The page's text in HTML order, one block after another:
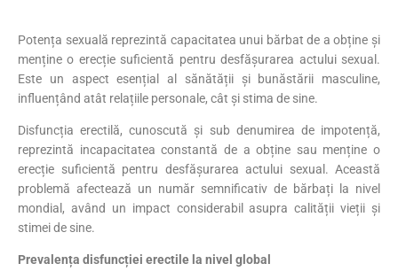
Potența sexuală reprezintă capacitatea unui bărbat de a obține și
menține o erecție suficientă pentru desfășurarea actului sexual.
Este un aspect esențial al sănătății și bunăstării masculine,
influențând atât relațiile personale, cât și stima de sine.
​Disfuncția erectilă, cunoscută și sub denumirea de impotență,
reprezintă incapacitatea constantă de a obține sau menține o
erecție suficientă pentru desfășurarea actului sexual. Această
problemă afectează un număr semnificativ de bărbați la nivel
mondial, având un impact considerabil asupra calității vieții și
stimei de sine.​
Prevalența disfuncției erectile la nivel global